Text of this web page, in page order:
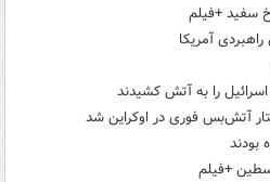
سفید +فیلم
آمریکا
را به آتش کشیدند
آتش‌بس فوری در اوکراین شد
بودند
+فیلم